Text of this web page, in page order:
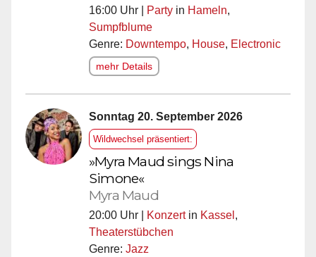
16:00 Uhr | Party in Hameln,
Sumpfblume
Genre: Downtempo, House, Electronic
mehr Details
Sonntag 20. September 2026
Wildwechsel präsentiert:
»Myra Maud sings Nina
Simone«
Myra Maud
20:00 Uhr | Konzertin Kassel ,
Theaterstübchen
Genre: Jazz